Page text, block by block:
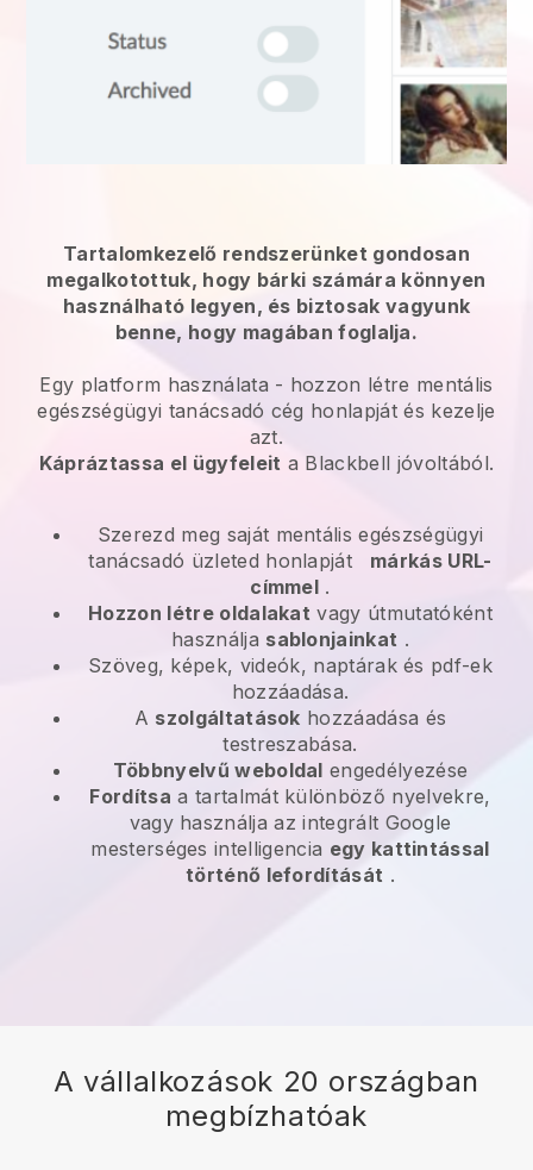
Tartalomkezelő rendszerünket gondosan
megalkotottuk, hogy bárki számára könnyen
használható legyen, és biztosak vagyunk
benne, hogy magában foglalja.
Egy platform használata - hozzon létre mentális
egészségügyi tanácsadó cég honlapját és kezelje
azt.
Kápráztassa el ügyfeleit a Blackbell jóvoltából.
Szerezd meg saját mentális egészségügyi
tanácsadó üzleted honlapját
márkás URL-
címmel .
Hozzon létre oldalakat vagy útmutatóként
használja sablonjainkat .
Szöveg, képek, videók, naptárak és pdf-ek
hozzáadása.
A szolgáltatások hozzáadása és
testreszabása.
Többnyelvű weboldal engedélyezése
Fordítsa a tartalmát különböző nyelvekre,
vagy használja az integrált Google
mesterséges intelligencia egy kattintással
történő lefordítását .
A vállalkozások 20 országban
megbízhatóak